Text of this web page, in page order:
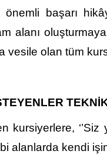
önemli başarı
alanı
vesile olan tüm
kursiyerlere,
alanlarda kendi